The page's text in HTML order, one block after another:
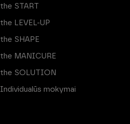
the START
the LEVEL-UP
the SHAPE
the MANICURE
the SOLUTION
Individualūs mokymai